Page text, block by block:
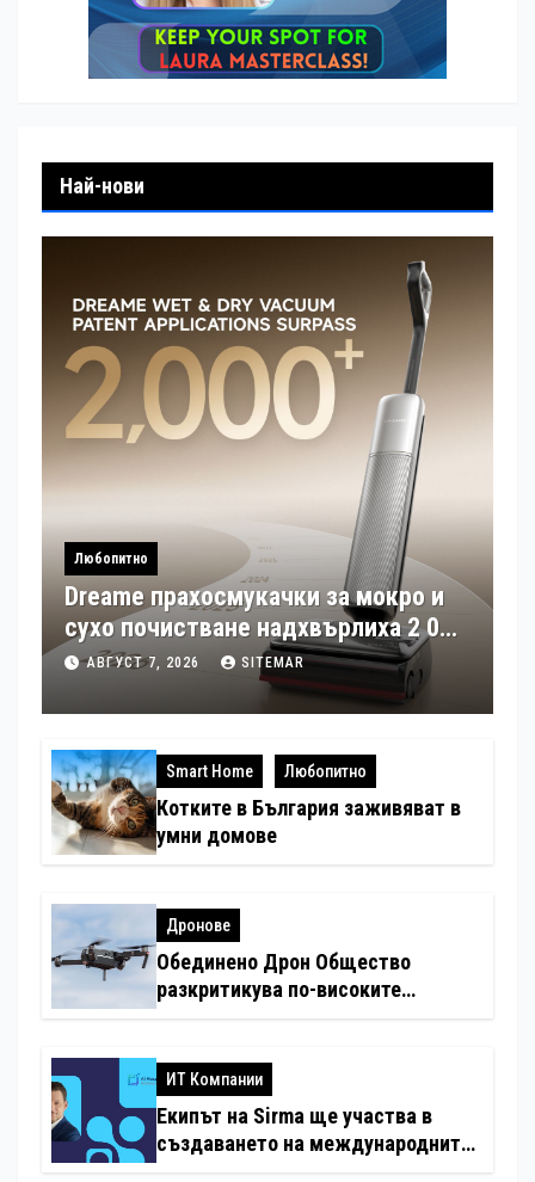
Най-нови
Любопитно
Dreame прахосмукачки за мокро и
сухо почистване надхвърлиха 2 000
патентни заявки в световен мащаб
АВГУСТ 7, 2026 SITEMAR
Smart Home Любопитно
Котките в България заживяват в
умни домове
Дронове
Обединено Дрон Общество
разкритикува по-високите
ИТ Компании
Екипът на Sirma ще участва в
създаването на международните